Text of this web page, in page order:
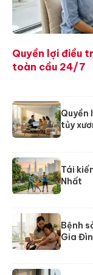
Quyền lợi điều
toàn cầu 24/7
Quyền
tủy
Tái
Nhất
Bệnh
Gia